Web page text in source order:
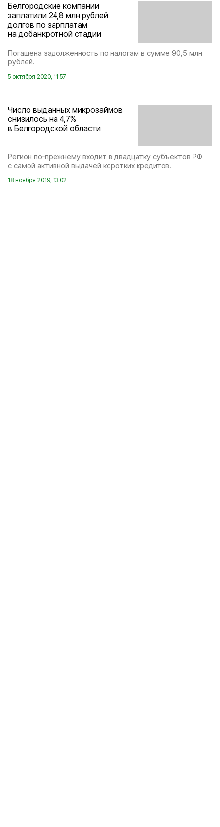
Белгородские компании
заплатили 24,8 млн рублей
долгов по зарплатам
на добанкротной стадии
Погашена задолженность по налогам в сумме 90,5 млн
рублей.
5 октября 2020, 11:57
Число выданных микрозаймов
снизилось на 4,7%
в Белгородской области
Регион по‑прежнему входит в двадцатку субъектов РФ
с самой активной выдачей коротких кредитов.
18 ноября 2019, 13:02